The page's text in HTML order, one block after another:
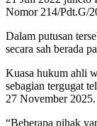
Nomor 214/Pdt.G/
Dalam putusan
secara sah berada
Kuasa hukum ahli
sebagian tergugat
27 November 2025.
“Beberapa pihak